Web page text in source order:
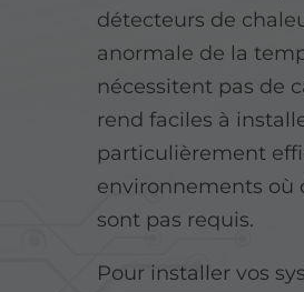
détecteurs de
anormale de la
nécessitent pas de
rend faciles à
particulièrement
environnements où
sont pas requis.
Pour installer vos